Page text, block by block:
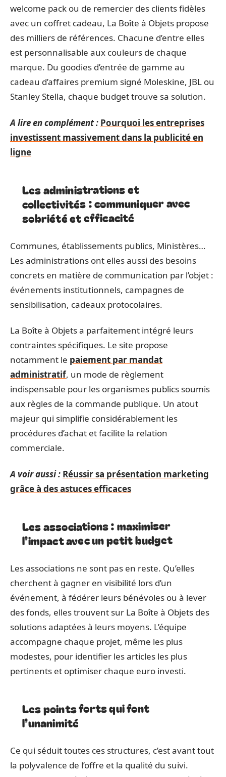
welcome pack ou de remercier des clients fidèles
avec un coffret cadeau, La Boîte à Objets propose
des milliers de références. Chacune d’entre elles
est personnalisable aux couleurs de chaque
marque. Du goodies d’entrée de gamme au
cadeau d’affaires premium signé Moleskine, JBL ou
Stanley Stella, chaque budget trouve sa solution.
A lire en complément : Pourquoi les entreprises
investissent massivement dans la publicité en
ligne
Les administrations et
collectivités : communiquer avec
sobriété et efficacité
Communes, établissements publics, Ministères…
Les administrations ont elles aussi des besoins
concrets en matière de communication par l’objet :
événements institutionnels, campagnes de
sensibilisation, cadeaux protocolaires.
La Boîte à Objets a parfaitement intégré leurs
contraintes spécifiques. Le site propose
notamment le paiement par mandat
administratif, un mode de règlement
indispensable pour les organismes publics soumis
aux règles de la commande publique. Un atout
majeur qui simplifie considérablement les
procédures d’achat et facilite la relation
commerciale.
A voir aussi : Réussir sa présentation marketing
grâce à des astuces efficaces
Les associations : maximiser
l’impact avec un petit budget
Les associations ne sont pas en reste. Qu’elles
cherchent à gagner en visibilité lors d’un
événement, à fédérer leurs bénévoles ou à lever
des fonds, elles trouvent sur La Boîte à Objets des
solutions adaptées à leurs moyens. L’équipe
accompagne chaque projet, même les plus
modestes, pour identifier les articles les plus
pertinents et optimiser chaque euro investi.
Les points forts qui font
l’unanimité
Ce qui séduit toutes ces structures, c’est avant tout
la polyvalence de l’offre et la qualité du suivi.